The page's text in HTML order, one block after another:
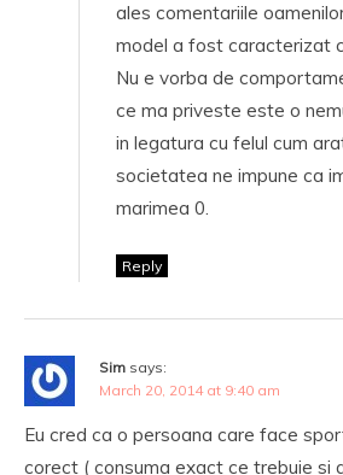
ales comentariile
model a fost caracterizat
Nu e vorba de
ce ma priveste este o
in legatura cu felul cum
societatea ne impune ca
marimea 0.
Reply
Sim says:
March 20, 2014 at 9:40 am
Eu cred ca o persoana care face
corect ( consuma exact ce trebuie si